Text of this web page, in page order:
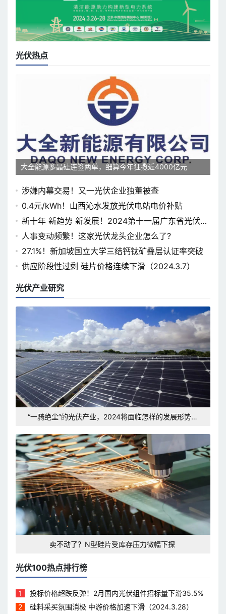
光伏热点
大全能源多晶硅连签两单，细算今年狂揽近4000亿元
涉嫌内幕交易！又一光伏企业独董被查
0.4元/kWh！山西沁水发放光伏电站电价补贴
新十年 新趋势 新发展！2024第十一届广东省光伏论
坛即将开幕
人事变动频繁！这家光伏龙头企业怎么了?
27.1%！新加坡国立大学三结钙钛矿叠层认证率突破
供应阶段性过剩 硅片价格连续下滑（2024.3.7）
光伏产业研究
“一骑绝尘”的光伏产业，2024将面临怎样的发展形势和
卖不动了？N型硅片受库存压力微幅下探
光伏100热点排行榜
1
投标价格超跌反弹！2月国内光伏组件招标量下滑35.5%
2
硅料采买氛围消极 中游价格加速下滑（2024.3.28）